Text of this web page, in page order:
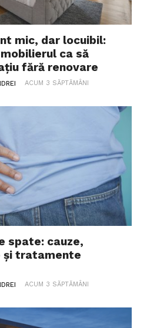
mic, dar locuibil:
ca să
fără renovare
ACUM 3 SĂPTĂMÂNI
spate: cauze,
și tratamente
ACUM 3 SĂPTĂMÂNI